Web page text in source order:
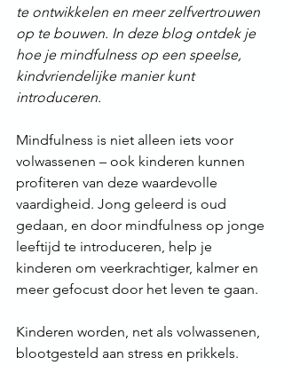
te ontwikkelen en meer zelfvertrouwen
op te bouwen. In deze blog ontdek je
hoe je mindfulness op een speelse,
kindvriendelijke manier kunt
introduceren.
Mindfulness is niet alleen iets voor
volwassenen – ook kinderen kunnen
profiteren van deze waardevolle
vaardigheid. Jong geleerd is oud
gedaan, en door mindfulness op jonge
leeftijd te introduceren, help je
kinderen om veerkrachtiger, kalmer en
meer gefocust door het leven te gaan.
Kinderen worden, net als volwassenen,
blootgesteld aan stress en prikkels.